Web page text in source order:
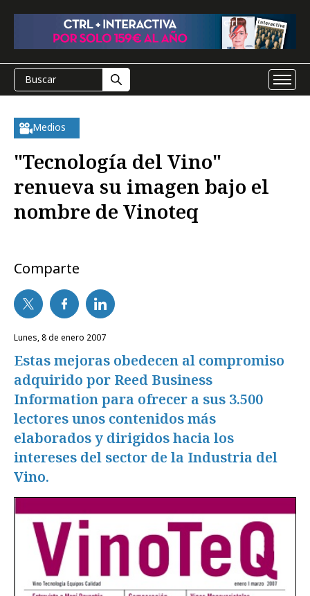
Medios
"Tecnología del Vino"
renueva su imagen bajo el
nombre de Vinoteq
Comparte
lunes, 8 de enero 2007
Estas mejoras obedecen al compromiso
adquirido por Reed Business
Information para ofrecer a sus 3.500
lectores unos contenidos más
elaborados y dirigidos hacia los
intereses del sector de la Industria del
Vino.